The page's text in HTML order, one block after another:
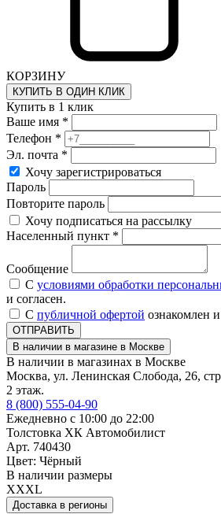
КОРЗИНУ
КУПИТЬ В ОДИН КЛИК
Купить в 1 клик
Ваше имя *
Телефон *
Эл. почта *
Хочу зарегистрироваться
Пароль
Повторите пароль
Хочу подписаться на рассылку
Населенный пункт *
Сообщение
С условиями обработки
и согласен.
С публичной офертой ознакомлен и
ОТПРАВИТЬ
В наличии в магазине в Москве
В наличии в магазинах в Москве
Москва, ул. Ленинская Слобода, 26,
2 этаж.
8 (800) 555-04-90
Ежедневно с 10:00 до 22:00
Толстовка ХК Автомобилист
Арт. 740430
Цвет: Чёрный
В наличии размеры
XXXL
Доставка в регионы